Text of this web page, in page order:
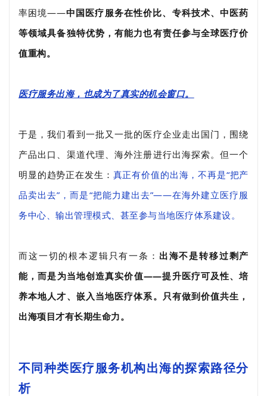
率困境——中国医疗服务在性价比、专科技术、中医药
等领域具备独特优势，有能力也有责任参与全球医疗价
值重构。
医疗服务出海，也成为了真实的机会窗口。
于是，我们看到一批又一批的医疗企业走出国门，围绕
产品出口、渠道代理、海外注册进行出海探索。但一个
明显的趋势正在发生： 真正有价值的出海，不再是“把产
品卖出去”，而是“把能力建出去”——在海外建立医疗服
务中心、输出管理模式、甚至参与当地医疗体系建设。
而这一切的根本逻辑只有一条： 出海不是转移过剩产
能，而是为当地创造真实价值——提升医疗可及性、培
养本地人才、嵌入当地医疗体系。只有做到价值共生，
出海项目才有长期生命力。
不同种类医疗服务机构出海的探索路径分
析